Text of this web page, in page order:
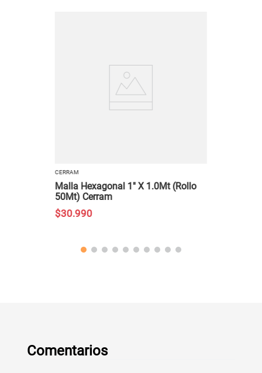
CERRAM
Malla Hexagonal 1" X 1.0Mt (Rollo
50Mt) Cerram
$30.990
Comentarios